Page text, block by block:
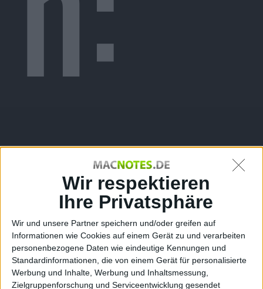
Wir respektieren
Ihre Privatsphäre
Wir und unsere Partner speichern und/oder greifen auf
Informationen wie Cookies auf einem Gerät zu und verarbeiten
personenbezogene Daten wie eindeutige Kennungen und
Standardinformationen, die von einem Gerät für personalisierte
Werbung und Inhalte, Werbung und Inhaltsmessung,
Zielgruppenforschung und Serviceentwicklung gesendet
Erfa